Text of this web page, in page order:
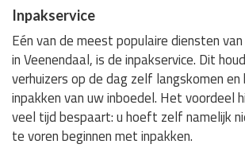
Inpakservice
Eén van de meest populaire diensten
in Veenendaal, is de inpakservice. Dit
verhuizers op de dag zelf langskomen
inpakken van uw inboedel. Het voordeel
veel tijd bespaart: u hoeft zelf namelijk
te voren beginnen met inpakken.